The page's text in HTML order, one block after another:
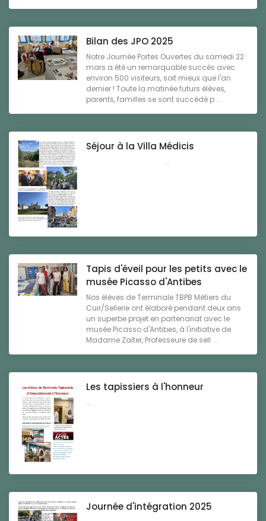
Bilan des JPO 2025
Notre Journée Portes Ouvertes du samedi 22
mars a été un remarquable succès avec
environ 500 visiteurs, soit mieux que l'an
dernier ! Toute la matinée futurs élèves,
parents, familles se sont succédé p ...
Séjour à la Villa Médicis
...
Tapis d'éveil pour les petits avec le
musée Picasso d'Antibes
Nos élèves de Terminale TBPB Métiers du
Cuir/Sellerie ont élaboré pendant deux ans
un superbe projet en partenariat avec le
musée Picasso d'Antibes, à l'initiative de
Madame Zaïter, Professeure de sell ...
Les tapissiers à l'honneur
...
Journée d'intégration 2025